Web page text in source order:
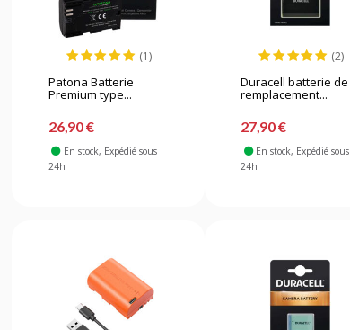
(1)
Patona Batterie
Premium type...
26,90 €
En stock, Expédié sous
24h
(2)
Duracell batterie de
remplacement...
27,90 €
En stock, Expédié sous
24h